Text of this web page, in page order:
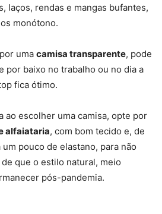
laços, rendas e mangas bufantes,
monótono.
uma camisa transparente, pode
por baixo no trabalho ou no dia a
fica ótimo.
ao escolher uma camisa, opte por
alfaiataria, com bom tecido e, de
pouco de elastano, para não
que o estilo natural, meio
pós-pandemia.